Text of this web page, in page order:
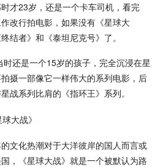
才23岁，还是一个卡车司机，看完
改行拍电影，如果没有《星球大
结者》和《泰坦尼克号》了。
时还是一个15岁的孩子，完全沉浸在星
摄一部像它一样伟大的系列电影，后
战系列比肩的《指环王》系列。
文化热潮对于大洋彼岸的国人而言或
，《星球大战》就是一个被默认为路